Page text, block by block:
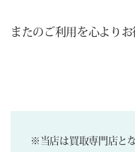
またのご利用を心よりお
※当店は買取専門店と